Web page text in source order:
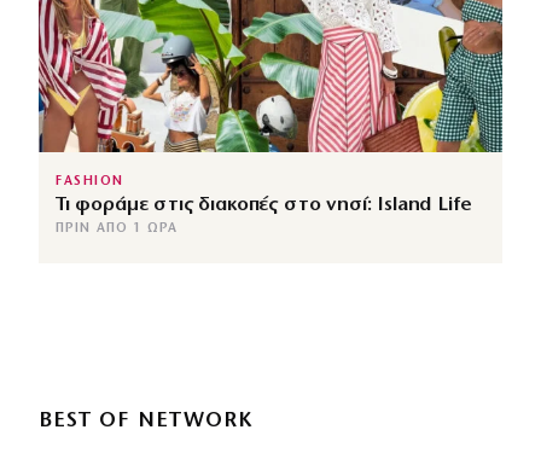
FASHION
Τι φοράμε στις διακοπές στο νησί: Island Life
ΠΡΙΝ ΑΠΌ 1 ΏΡΑ
BEST OF NETWORK